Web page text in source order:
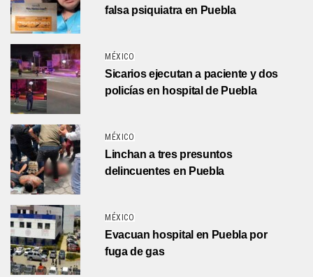
falsa psiquiatra en Puebla
MÉXICO
Sicarios ejecutan a paciente y dos
policías en hospital de Puebla
MÉXICO
Linchan a tres presuntos
delincuentes en Puebla
MÉXICO
Evacuan hospital en Puebla por
fuga de gas